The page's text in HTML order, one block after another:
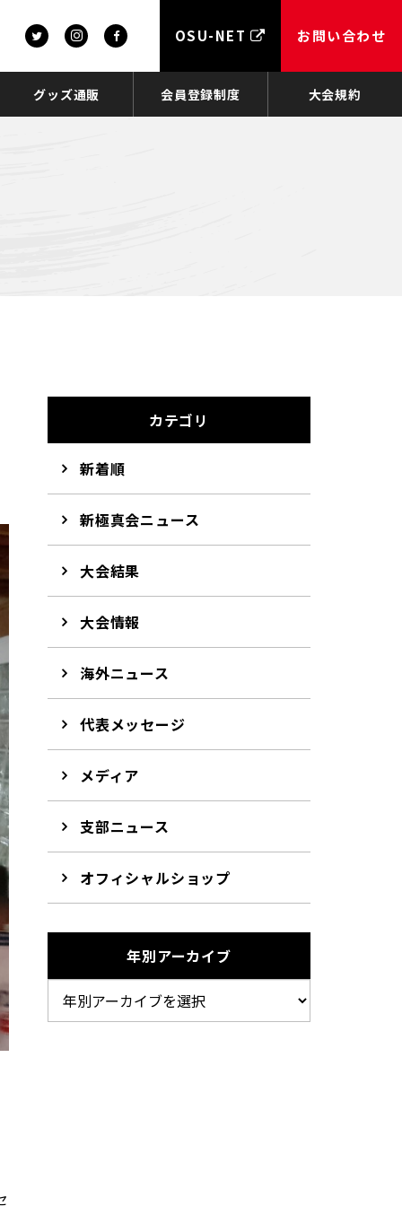
OSU-NET お問い合わせ
グッズ通販 会員登録制度 大会規約
カテゴリ
新着順
新極真会ニュース
大会結果
大会情報
海外ニュース
代表メッセージ
メディア
支部ニュース
オフィシャルショップ
年別アーカイブ